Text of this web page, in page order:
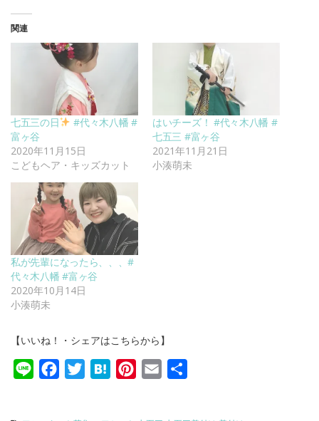
関連
七五三の日
#代々木八幡 #
富ヶ谷
2020年11月15日
こどもヘア・キッズカット
はいチーズ！ #代々木八幡 #
七五三 #富ヶ谷
2021年11月21日
小湊萌未
私が先輩になったら、、、#
代々木八幡 #富ヶ谷
2020年10月14日
小湊萌未
【いいね！・シェアはこちらから】
Line FacebookTwitterHatenaPinterest
Email